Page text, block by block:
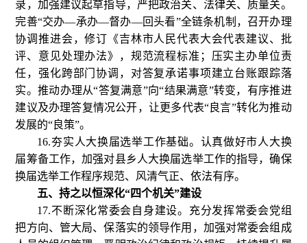
录，加强建议起草指导，严把政治关、法律关、质量关。
完善“交办—承办—督办—回头看”全链条机制，召开办理
协调推进会，修订《吉林市人民代表大会代表建议、批
评、意见处理办法》，规范流程标准；压实主办单位责
任，强化跨部门协调，对答复承诺事项建立台账跟踪落
实。推动办理从“答复满意”向“结果满意”转变，有序推进
建议及办理答复情况公开，让更多代表“良言”转化为推动
发展的“良策”。
16.夯实人大换届选举工作基础。认真做好市人大换
届筹备工作，加强对县乡人大换届选举工作的指导，确保
换届选举工作程序规范、风清气正、依法有序。
五、持之以恒深化“四个机关”建设
17.不断深化常委会自身建设。充分发挥常委会党组
把方向、管大局、保落实的领导作用，加强对常委会组成